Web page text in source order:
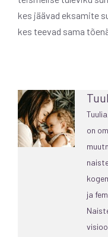
kes jäävad eksamite
kes teevad sama
on
ja